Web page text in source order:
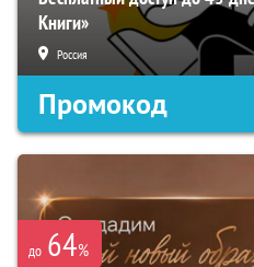
Книги»
Россия
Промокод
до 64%